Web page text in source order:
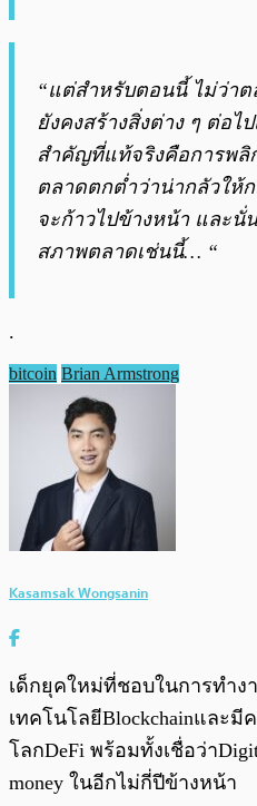
“แต่สำหรับตอนนี้ ไม่ว่าต
ยังคงสร้างสิ่งต่าง ๆ ต่อ
สำคัญที่แท้จริงคือการพลิ
ตลาดตกต่ำว่าน่ากลัวให้
จะก้าวไปข้างหน้า และนั่
สภาพตลาดเช่นนี้… “
.
bitcoin Brian Armstrong
Kasamsak Wongsanin
เด็กยุคใหม่ที่ชอบในการทำง
เทคโนโลยีBlockchainและ
โลกDeFi พร้อมทั้งเชื่อว่า
money ในอีกไม่กี่ปีข้างหน้า